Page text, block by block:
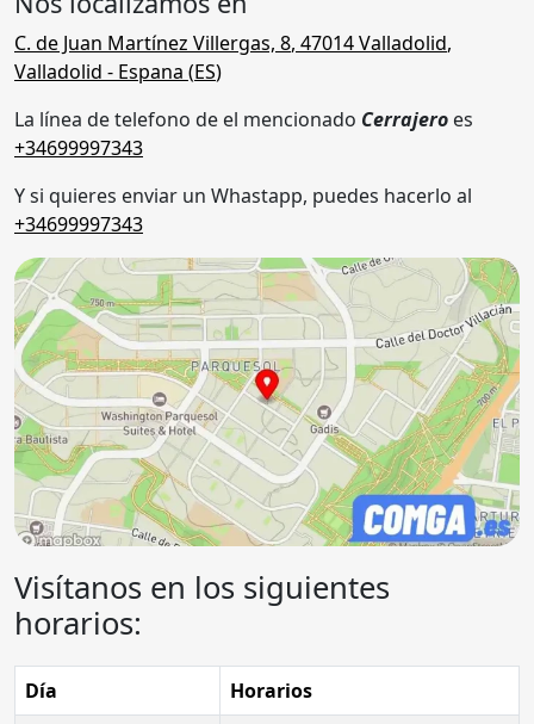
C. de Juan Martínez Villergas, 8, 47014Valladolid,
Valladolid - Espana (ES)
La línea de telefono de el mencionado Cerrajero es
+34699997343
Y si quieres enviar un Whastapp, puedes hacerlo al
+34699997343
Visítanos en los siguientes
horarios:
Día
Horarios